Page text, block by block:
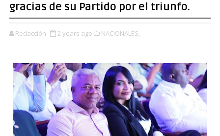
gracias de su Partido por el triunfo.
Redacción 2 years ago NACIONALES,